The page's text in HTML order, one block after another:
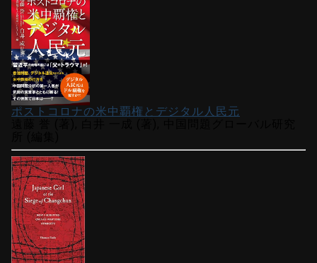
ポストコロナの米中覇権とデジタル人民元